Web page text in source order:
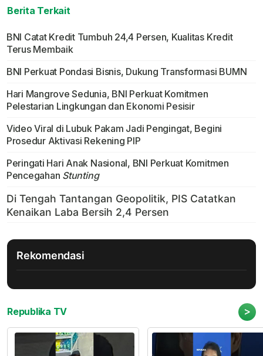
Berita Terkait
BNI Catat Kredit Tumbuh 24,4 Persen, Kualitas Kredit
Terus Membaik
BNI Perkuat Pondasi Bisnis, Dukung Transformasi BUMN
Hari Mangrove Sedunia, BNI Perkuat Komitmen
Pelestarian Lingkungan dan Ekonomi Pesisir
Video Viral di Lubuk Pakam Jadi Pengingat, Begini
Prosedur Aktivasi Rekening PIP
Peringati Hari Anak Nasional, BNI Perkuat Komitmen
Pencegahan Stunting
Rekomendasi
Republika TV >